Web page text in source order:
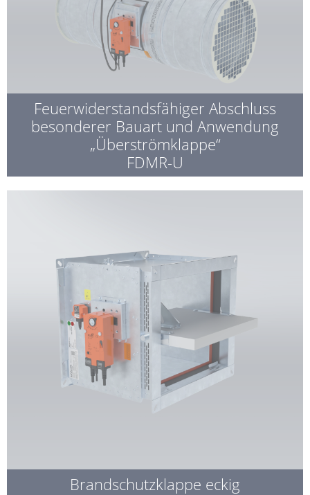
Feuerwiderstandsfähiger Abschluss
besonderer Bauart und Anwendung
„Überströmklappe“
FDMR-U
Brandschutzklappe eckig